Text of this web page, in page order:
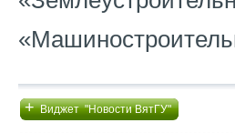
+Виджет "Новости ВятГУ"